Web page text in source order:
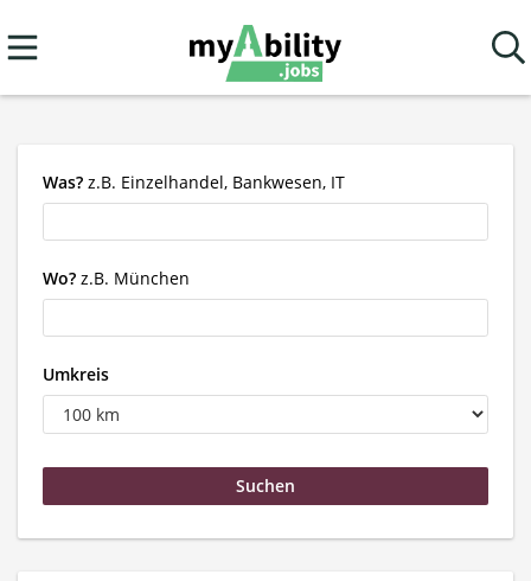
Was? z.B. Einzelhandel, Bankwesen, IT
Wo? z.B. München
Umkreis